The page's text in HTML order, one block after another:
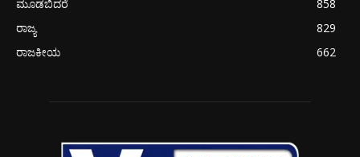
ಮೂಡಬಿದರೆ
858
ರಾಜ್ಯ
829
ರಾಜಕೀಯ
662